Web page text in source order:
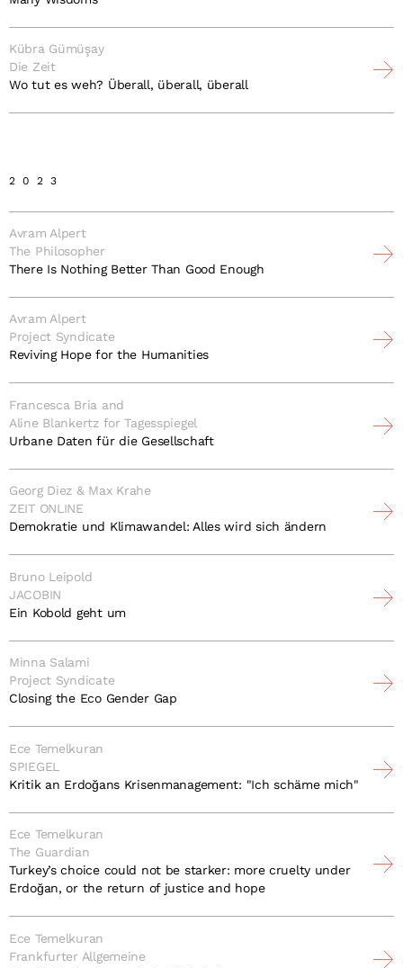
Kübra Gümüşay
Die Zeit
Wo tut es weh? Überall, überall, überall
2023
Avram Alpert
The Philosopher
There Is Nothing Better Than Good Enough
Avram Alpert
Project Syndicate
Reviving Hope for the Humanities
Francesca Bria and
Aline Blankertz for Tagesspiegel
Urbane Daten für die Gesellschaft
Georg Diez & Max Krahe
ZEIT ONLINE
Demokratie und Klimawandel: Alles wird sich ändern
Bruno Leipold
JACOBIN
Ein Kobold geht um
Minna Salami
Project Syndicate
Closing the Eco Gender Gap
Ece Temelkuran
SPIEGEL
Kritik an Erdoğans Krisenmanagement: "Ich schäme mich"
Ece Temelkuran
The Guardian
Turkey’s choice could not be starker: more cruelty under
Erdoğan, or the return of justice and hope
Ece Temelkuran
Frankfurter Allgemeine